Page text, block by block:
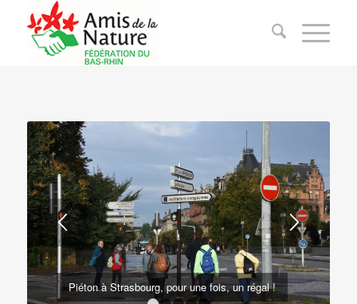
Piéton à Strasbourg, pour une fois, un régal !